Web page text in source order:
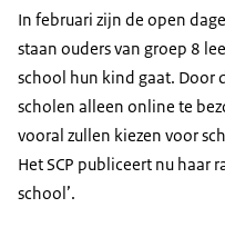
In februari zijn de open
staan ouders van groep 8
school hun kind gaat. Door
scholen alleen online te
vooral zullen kiezen voor
Het SCP publiceert nu haar
school’.